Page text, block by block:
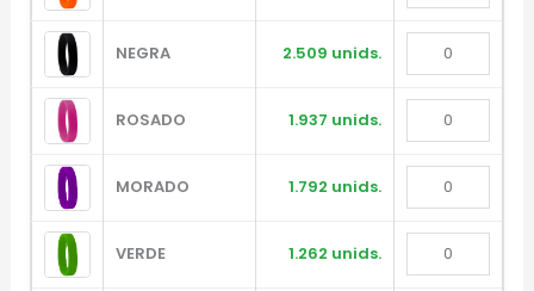
NEGRA 2.509 unids.
ROSADO 1.937 unids.
MORADO 1.792 unids.
VERDE 1.262 unids.